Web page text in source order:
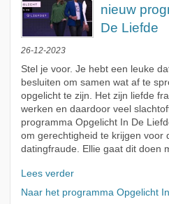
nieuw
De Liefde
26-12-2023
Stel je voor. Je hebt een leuke
besluiten om samen wat af te
opgelicht te zijn. Het zijn liefde
werken en daardoor veel
programma Opgelicht In De
om gerechtigheid te krijgen voor
datingfraude. Ellie gaat dit doen
Lees verder
Naar het programma Opgelicht